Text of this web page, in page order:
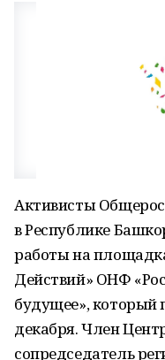
Активисты
в Республике
работы на
Действий» ОНФ
будущее», который
декабря. Член
сопредседатель